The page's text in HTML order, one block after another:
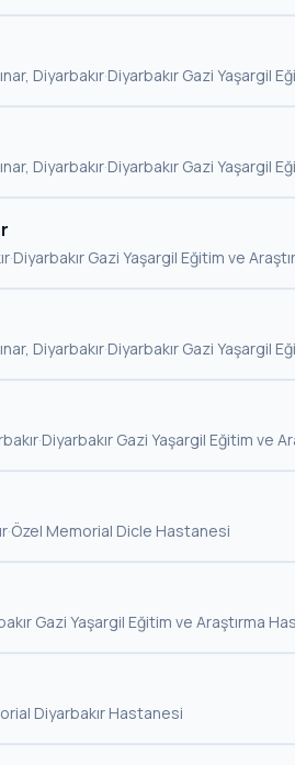
Diyarbakır·Diyarbakır Gazi Yaşargil
Diyarbakır·Diyarbakır Gazi Yaşargil
·Diyarbakır Gazi Yaşargil Eğitim ve
Diyarbakır·Diyarbakır Gazi Yaşargil
·Diyarbakır Gazi Yaşargil Eğitim ve
·Özel Memorial Dicle Hastanesi
Gazi Yaşargil Eğitim ve Araştırma
Diyarbakır Hastanesi